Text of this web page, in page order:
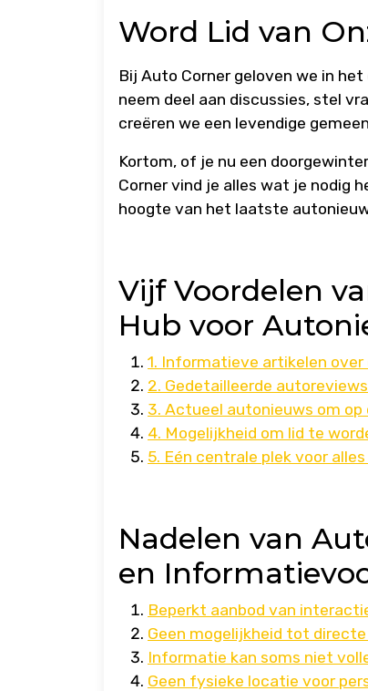
Word Lid van
Bij Auto Corner geloven we in
neem deel aan discussies, stel
creëren we een levendige
Kortom, of je nu een
Corner vind je alles wat je nodig
hoogte van het laatste
Vijf Voordelen
Hub voor
1. Informatieve artikelen
2. Gedetailleerde
3. Actueel autonieuws om
4. Mogelijkheid om lid te
5. Eén centrale plek voor
Nadelen van
en
Beperkt aanbod van
Geen mogelijkheid tot
Informatie kan soms niet
Geen fysieke locatie voor